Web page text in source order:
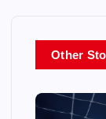
Other